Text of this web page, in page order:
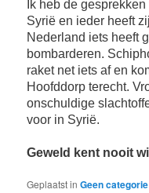
Ik heb de
Syrië en ieder heeft
Nederland iets heeft
bombarderen.
raket net iets af en
Hoofddorp terecht.
onschuldige
voor in Syrië.
Geweld kent nooit
Geplaatst in Geen categorie